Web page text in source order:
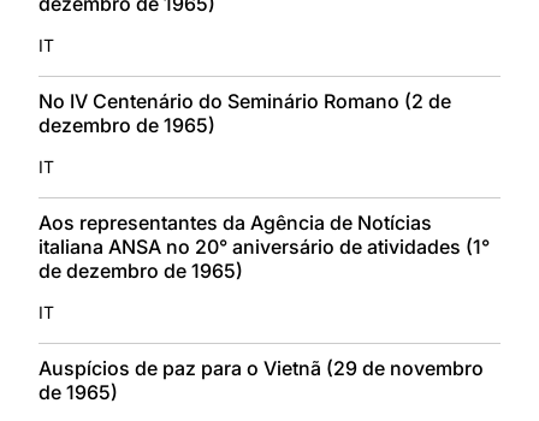
IT
No IV Centenário do Seminário Romano (2 de
dezembro de 1965)
IT
Aos representantes da Agência de Notícias
italiana ANSA no 20° aniversário de atividades (1°
de dezembro de 1965)
IT
Auspícios de paz para o Vietnã (29 de novembro
de 1965)